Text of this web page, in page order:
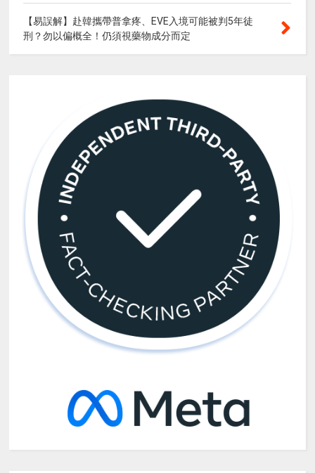
【易誤解】赴韓攜帶普拿疼、EVE入境可能被判5年徒
刑？勿以偏概全！仍須視藥物成分而定